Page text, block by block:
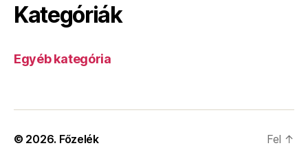
Kategóriák
Egyéb kategória
© 2026. Főzelék Fel ↑